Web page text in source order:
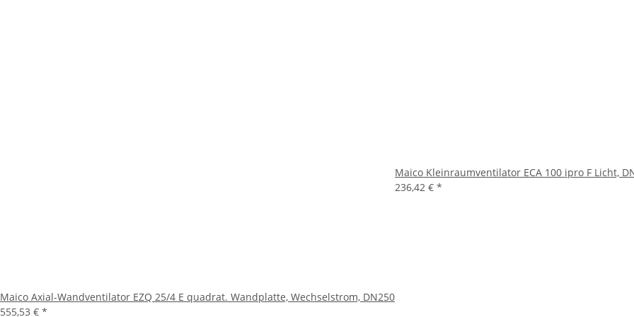
Maico Axial-Wandventilator EZQ 25/4 E quadrat. Wandplatte, Wechselstrom, DN250
555,53 € *
Maico Kleinraumventilator ECA 100 ipro F Licht,
236,42 € *